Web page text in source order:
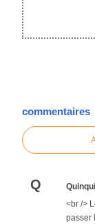
commentaires
Q
<br />
passer